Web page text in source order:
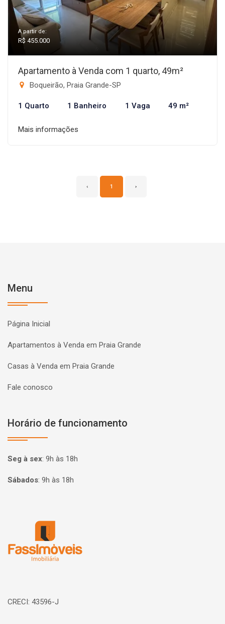
A partir de:
R$ 455.000
Apartamento à Venda com 1 quarto, 49m²
Boqueirão, Praia Grande-SP
1 Quarto 1 Banheiro 1 Vaga 49 m²
Mais informações
‹ 1 ›
Menu
Página Inicial
Apartamentos à Venda em Praia Grande
Casas à Venda em Praia Grande
Fale conosco
Horário de funcionamento
Seg à sex: 9h às 18h
Sábados: 9h às 18h
CRECI: 43596-J